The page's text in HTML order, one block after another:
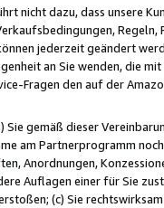
nicht dazu, dass unsere
jederzeit geändert
an Sie wenden, die
Fragen den auf der
Sie gemäß dieser
am Partnerprogramm
Anordnungen,
Auflagen einer für Sie
(c) Sie